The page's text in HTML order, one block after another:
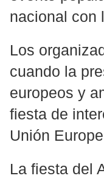
nacional con
Los
cuando la
europeos y
fiesta de
Unión
La fiesta del